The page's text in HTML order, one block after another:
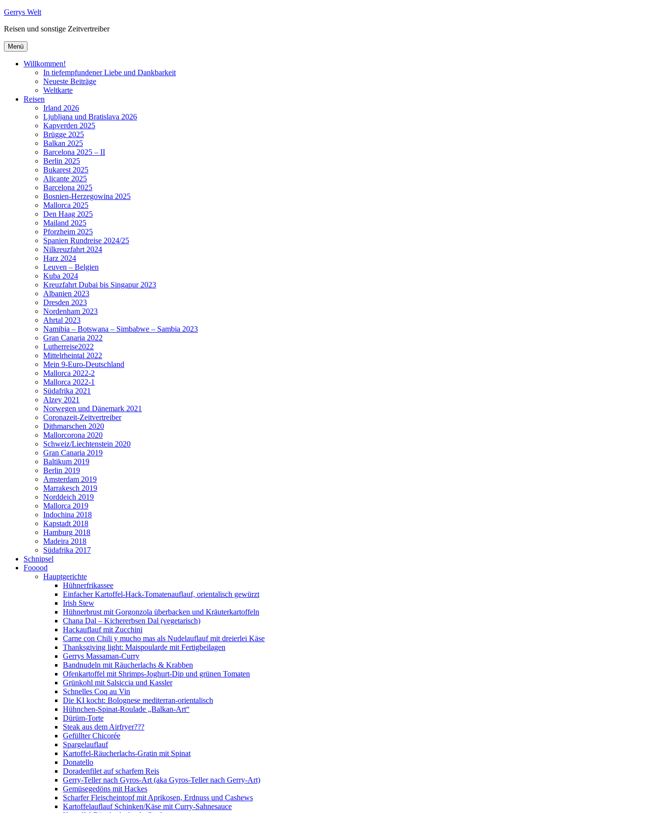
Zum
springen
Gerrys Welt
Reisen und sonstige Zeitvertreiber
Menü
Willkommen!
In tiefempfundener Liebe und Dankbarkeit
Neueste Beiträge
Weltkarte
Reisen
Irland 2026
Ljubljana und Bratislava 2026
Kapverden 2025
Brügge 2025
Balkan 2025
Barcelona 2025 – II
Berlin 2025
Bukarest 2025
Alicante 2025
Barcelona 2025
Bosnien-Herzegowina 2025
Mallorca 2025
Den Haag 2025
Mailand 2025
Pforzheim 2025
Spanien Rundreise 2024/25
Nilkreuzfahrt 2024
Harz 2024
Leuven – Belgien
Kuba 2024
Kreuzfahrt Dubai bis Singapur 2023
Albanien 2023
Dresden 2023
Nordenham 2023
Ahrtal 2023
Namibia – Botswana – Simbabwe – Sambia 2023
Gran Canaria 2022
Lutherreise2022
Mittelrheintal 2022
Mein 9-Euro-Deutschland
Mallorca 2022-2
Mallorca 2022-1
Südafrika 2021
Alzey 2021
Norwegen und Dänemark 2021
Coronazeit-Zeitvertreiber
Dithmarschen 2020
Mallorcorona 2020
Schweiz/Liechtenstein 2020
Gran Canaria 2019
Baltikum 2019
Berlin 2019
Amsterdam 2019
Marrakesch 2019
Norddeich 2019
Mallorca 2019
Indochina 2018
Kapstadt 2018
Hamburg 2018
Madeira 2018
Südafrika 2017
Schnipsel
Fooood
Hauptgerichte
Hühnerfrikassee
Einfacher Kartoffel-Hack-Tomatenauflauf, orientalisch gewürzt
Irish Stew
Hühnerbrust mit Gorgonzola überbacken und Kräuterkartoffeln
Chana Dal – Kichererbsen Dal (vegetarisch)
Hackauflauf mit Zucchini
Carne con Chili y mucho mas als Nudelauflauf mit dreierlei Käse
Thanksgiving light: Maispoularde mit Fertigbeilagen
Gerrys Massaman-Curry
Bandnudeln mit Räucherlachs & Krabben
Ofenkartoffel mit Shrimps-Joghurt-Dip und grünen Tomaten
Grünkohl mit Salsiccia und Kassler
Schnelles Coq au Vin
Die KI kocht: Bolognese mediterran-orientalisch
Hühnchen-Spinat-Roulade „Balkan-Art“
Dürüm-Torte
Steak aus dem Airfryer???
Gefüllter Chicorée
Spargelauflauf
Kartoffel-Räucherlachs-Gratin mit Spinat
Donatello
Doradenfilet auf scharfem Reis
Gerry-Teller nach Gyros-Art (aka Gyros-Teller nach Gerry-Art)
Gemüsegedöns mit Hackes
Scharfer Fleischeintopf mit Aprikosen, Erdnuss und Cashews
Kartoffelauflauf Schinken/Käse mit Curry-Sahnesauce